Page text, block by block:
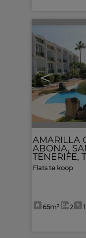
<
AMARILLA
ABONA,
TENERIFE,
Flats te koop
65m² 2 1